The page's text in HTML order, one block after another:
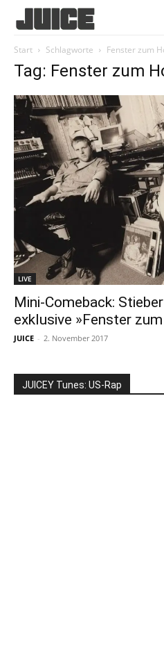
Start Schlagworte Fenster zum
Tag: Fenster zum
LIVE
Mini-Comeback:
exklusive »Fenster
JUICE - 2. November 2017
JUICEY Tunes: US-Rap